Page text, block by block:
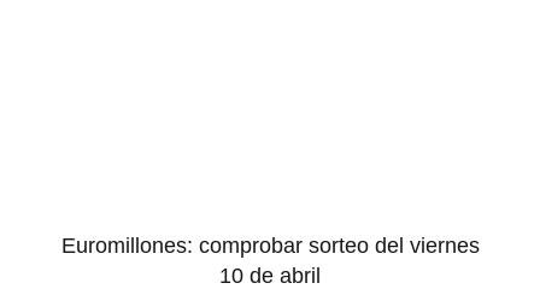
Euromillones: comprobar sorteo del viernes
10 de abril